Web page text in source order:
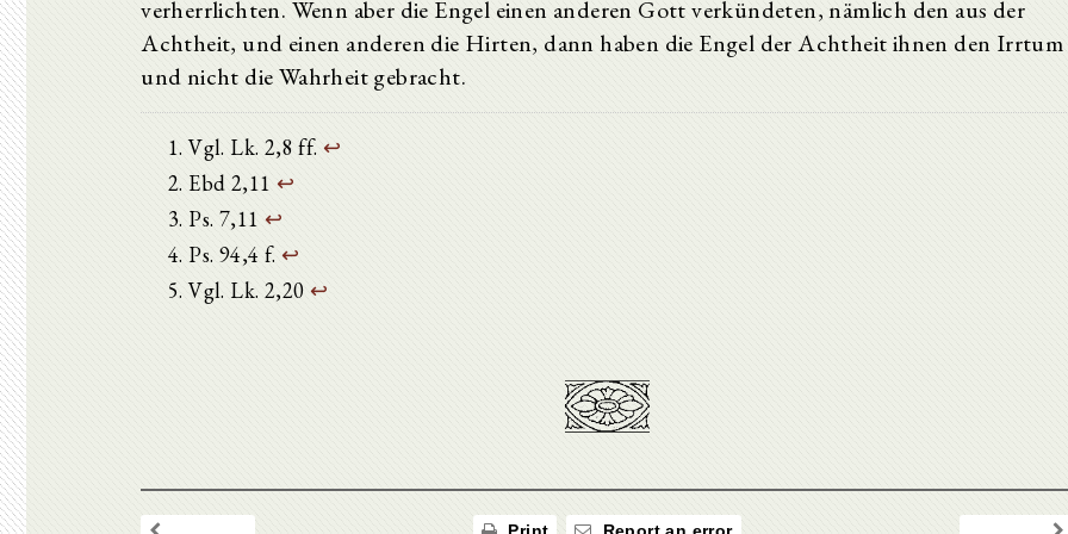
verherrlichten. Wenn aber die Engel einen anderen Gott verkündeten, nämlich den aus der
Achtheit, und einen anderen die Hirten, dann haben die Engel der Achtheit ihnen den Irrtum
und nicht die Wahrheit gebracht.
Vgl. Lk. 2,8 ff. ↩
Ebd 2,11 ↩
Ps. 7,11 ↩
Ps. 94,4 f.↩
Vgl. Lk. 2,20 ↩